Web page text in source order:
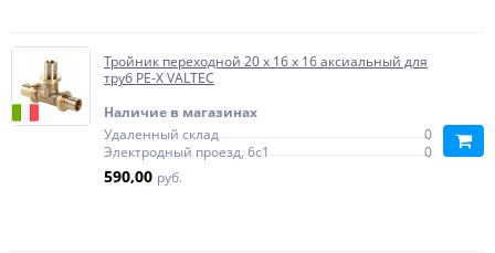
Тройник переходной 20 x 16 x 16 аксиальный для
труб PE-X VALTEC
Наличие в магазинах
Удаленный склад
0
Электродный проезд, 6с1
0
590,00 руб.